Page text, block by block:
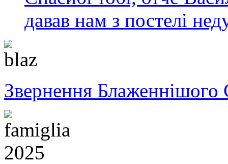
давав нам з постелі
Звернення Блаженнішого